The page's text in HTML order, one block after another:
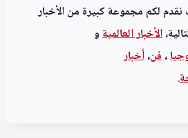
نقدم لكم مجموعة كبيرة من الأخبار
الأخبار العالميةو
،فن،أخبار
.